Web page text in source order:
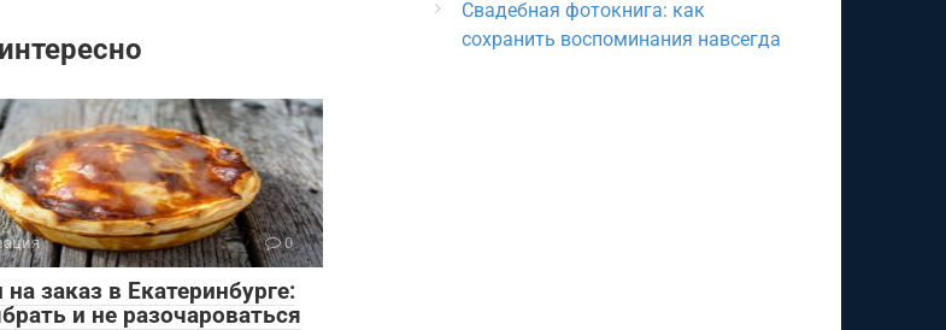
0
на заказ в Екатеринбурге:
и не разочароваться
Свадебная фотокнига: как
сохранить воспоминания навсегда